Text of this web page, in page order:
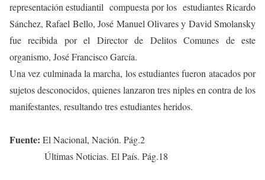
representación estudiantil compuesta por los estudiantes Ricardo
Sánchez, Rafael Bello, José Manuel Olivares y David Smolansky
fue recibida por el Director de Delitos Comunes de este
organismo, José Francisco García.
Una vez culminada la marcha, los estudiantes fueron atacados por
sujetos desconocidos, quienes lanzaron tres niples en contra de los
manifestantes, resultando tres estudiantes heridos.
Fuente: El Nacional, Nación. Pág.2
Últimas Noticias. El País. Pág.18